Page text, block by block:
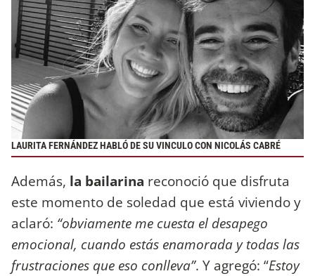
LAURITA FERNÁNDEZ HABLÓ DE SU VINCULO CON NICOLÁS CABRÉ
Además, la bailarina reconoció que disfruta
este momento de soledad que está viviendo y
aclaró: “obviamente me cuesta el desapego
emocional, cuando estás enamorada y todas las
frustraciones que eso conlleva”. Y agregó: “Estoy